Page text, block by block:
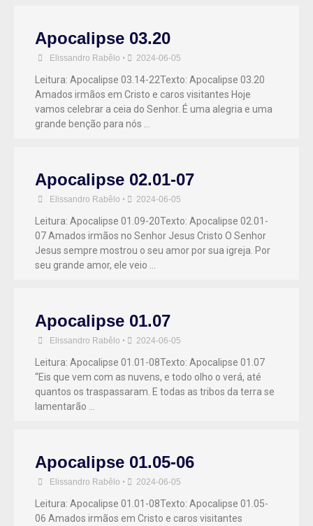
Apocalipse 03.20
Elissandro Rabêlo • 2024-06-05
Leitura: Apocalipse 03.14-22Texto: Apocalipse 03.20
Amados irmãos em Cristo e caros visitantes Hoje
vamos celebrar a ceia do Senhor. É uma alegria e uma
grande benção para nós …
Apocalipse 02.01-07
Elissandro Rabêlo • 2024-06-05
Leitura: Apocalipse 01.09-20Texto: Apocalipse 02.01-
07 Amados irmãos no Senhor Jesus Cristo O Senhor
Jesus sempre mostrou o seu amor por sua igreja. Por
seu grande amor, ele veio …
Apocalipse 01.07
Elissandro Rabêlo • 2024-06-05
Leitura: Apocalipse 01.01-08Texto: Apocalipse 01.07
“Eis que vem com as nuvens, e todo olho o verá, até
quantos os traspassaram. E todas as tribos da terra se
lamentarão …
Apocalipse 01.05-06
Elissandro Rabêlo • 2024-06-05
Leitura: Apocalipse 01.01-08Texto: Apocalipse 01.05-
06 Amados irmãos em Cristo e caros visitantes